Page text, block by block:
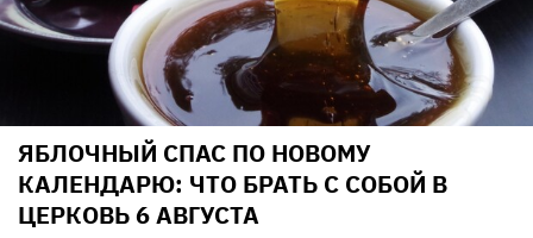
ЯБЛОЧНЫЙ СПАС ПО НОВОМУ
КАЛЕНДАРЮ: ЧТО БРАТЬ С СОБОЙ В
ЦЕРКОВЬ 6 АВГУСТА